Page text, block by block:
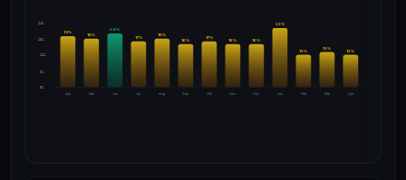
24%
18%
12%
6%
0%
Apr
19%
Mai
18%
Jun
20%
Jul
17%
Aug
18%
Sep
16%
Okt
17%
Nov
16%
Dez
16%
Jan
22%
Feb
12%
Mär
13%
Apr
12%